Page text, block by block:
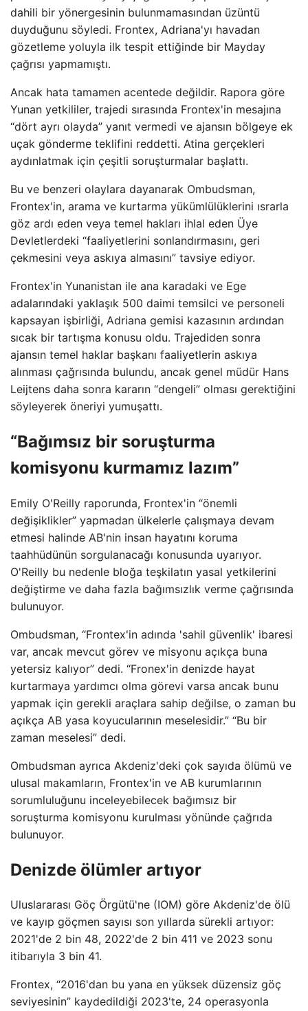
dahili bir yönergesinin bulunmamasından üzüntü
duyduğunu söyledi. Frontex, Adriana'yı havadan
gözetleme yoluyla ilk tespit ettiğinde bir Mayday
çağrısı yapmamıştı.
Ancak hata tamamen acentede değildir. Rapora göre
Yunan yetkililer, trajedi sırasında Frontex'in mesajına
“dört ayrı olayda” yanıt vermedi ve ajansın bölgeye ek
uçak gönderme teklifini reddetti. Atina gerçekleri
aydınlatmak için çeşitli soruşturmalar başlattı.
Bu ve benzeri olaylara dayanarak Ombudsman,
Frontex'in, arama ve kurtarma yükümlülüklerini ısrarla
göz ardı eden veya temel hakları ihlal eden Üye
Devletlerdeki “faaliyetlerini sonlandırmasını, geri
çekmesini veya askıya almasını” tavsiye ediyor.
Frontex'in Yunanistan ile ana karadaki ve Ege
adalarındaki yaklaşık 500 daimi temsilci ve personeli
kapsayan işbirliği, Adriana gemisi kazasının ardından
sıcak bir tartışma konusu oldu. Trajediden sonra
ajansın temel haklar başkanı faaliyetlerin askıya
alınması çağrısında bulundu, ancak genel müdür Hans
Leijtens daha sonra kararın “dengeli” olması gerektiğini
söyleyerek öneriyi yumuşattı.
“Bağımsız bir soruşturma
komisyonu kurmamız lazım”
Emily O'Reilly raporunda, Frontex'in “önemli
değişiklikler” yapmadan ülkelerle çalışmaya devam
etmesi halinde AB'nin insan hayatını koruma
taahhüdünün sorgulanacağı konusunda uyarıyor.
O'Reilly bu nedenle bloğa teşkilatın yasal yetkilerini
değiştirme ve daha fazla bağımsızlık verme çağrısında
bulunuyor.
Ombudsman, “Frontex'in adında 'sahil güvenlik' ibaresi
var, ancak mevcut görev ve misyonu açıkça buna
yetersiz kalıyor” dedi. “Fronex'in denizde hayat
kurtarmaya yardımcı olma görevi varsa ancak bunu
yapmak için gerekli araçlara sahip değilse, o zaman bu
açıkça AB yasa koyucularının meselesidir.” “Bu bir
zaman meselesi” dedi.
Ombudsman ayrıca Akdeniz'deki çok sayıda ölümü ve
ulusal makamların, Frontex'in ve AB kurumlarının
sorumluluğunu inceleyebilecek bağımsız bir
soruşturma komisyonu kurulması yönünde çağrıda
bulunuyor.
Denizde ölümler artıyor
Uluslararası Göç Örgütü'ne (IOM) göre Akdeniz'de ölü
ve kayıp göçmen sayısı son yıllarda sürekli artıyor:
2021'de 2 bin 48, 2022'de 2 bin 411 ve 2023 sonu
itibarıyla 3 bin 41.
Frontex, “2016'dan bu yana en yüksek düzensiz göç
seviyesinin” kaydedildiği 2023'te, 24 operasyonla